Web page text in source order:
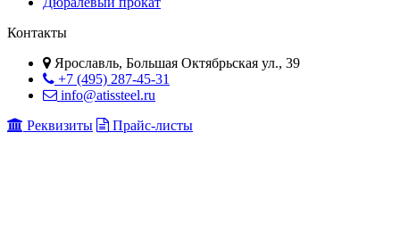
Контакты
Ярославль, Большая Октябрьская ул., 39
+7 (495) 287-45-31
info@atissteel.ru
Реквизиты
Прайс-листы